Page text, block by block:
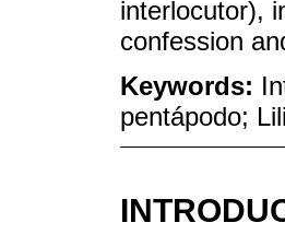
interlocutor),
confession
Keywords:
pentápodo;